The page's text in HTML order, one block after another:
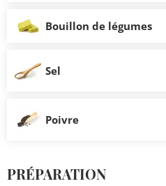
Bouillon de légumes
Sel
Poivre
PRÉPARATION